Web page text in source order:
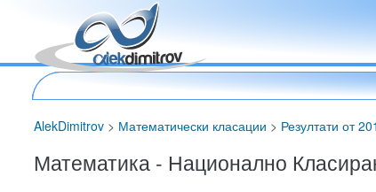
AlekDimitrov> Математически класации > Резултати от
Математика - Национално